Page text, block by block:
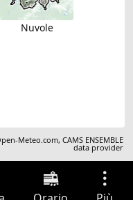
Nuvole
Meteo.com,CAMS ENSEMBLE
data provider